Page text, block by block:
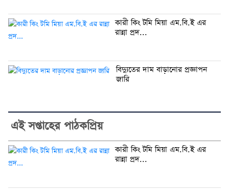
কারী কিং টমি মিয়া এম.বি.ই এর
রান্না প্রদ...
বিদ্যুতের দাম বাড়ানোর প্রজ্ঞাপন
জারি
এই সপ্তাহের পাঠকপ্রিয়
কারী কিং টমি মিয়া এম.বি.ই এর
রান্না প্রদ...